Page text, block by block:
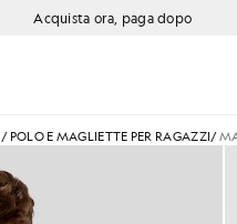
Acquista ora, paga dopo
/ POLO E MAGLIETTE PER RAGAZZI/